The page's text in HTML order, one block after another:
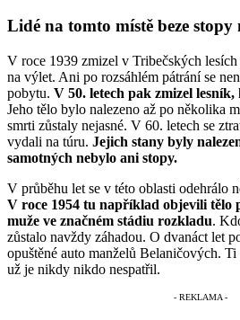
Lidé na tomto místě beze stopy
V roce 1939 zmizel v Tribečských
na výlet. Ani po rozsáhlém pátrání se
pobytu. V 50. letech pak zmizel
Jeho tělo bylo nalezeno až po několika
smrti zůstaly nejasné. V 60. letech se
vydali na túru. Jejich stany byly
samotných nebylo ani stopy.
V průběhu let se v této oblasti odehrálo
V roce 1954 tu například objevili tělo
muže ve značném stádiu rozkladu.
zůstalo navždy záhadou. O dvanáct let
opuštěné auto manželů Belaničových.
už je nikdy nikdo nespatřil.